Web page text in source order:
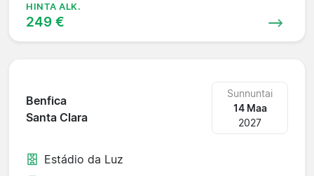
HINTA ALK.
249 €
Benfica
Santa Clara
Sunnuntai
14 Maa
2027
Estádio da Luz